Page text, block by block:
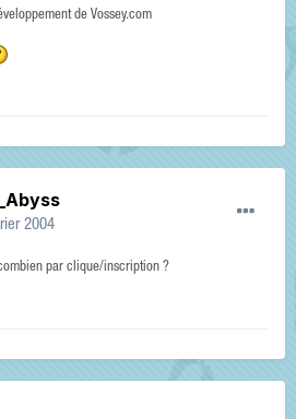
de Vossey.com
2004
par clique/inscription ?